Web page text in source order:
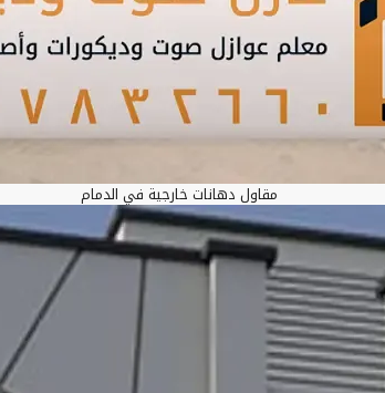
مقاول دهانات خارجية في الدمام